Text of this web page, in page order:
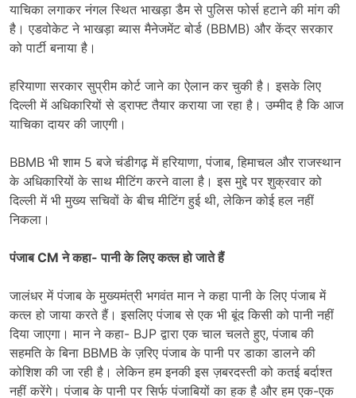
याचिका लगाकर नंगल स्थित भाखड़ा डैम से पुलिस फोर्स हटाने की मांग की
है। एडवोकेट ने भाखड़ा ब्यास मैनेजमेंट बोर्ड (BBMB) और केंद्र सरकार
को पार्टी बनाया है।
हरियाणा सरकार सुप्रीम कोर्ट जाने का ऐलान कर चुकी है। इसके लिए
दिल्ली में अधिकारियों से ड्राफ्ट तैयार कराया जा रहा है। उम्मीद है कि आज
याचिका दायर की जाएगी।
BBMB भी शाम 5 बजे चंडीगढ़ में हरियाणा, पंजाब, हिमाचल और राजस्थान
के अधिकारियों के साथ मीटिंग करने वाला है। इस मुद्दे पर शुक्रवार को
दिल्ली में भी मुख्य सचिवों के बीच मीटिंग हुई थी, लेकिन कोई हल नहीं
निकला।
पंजाब CM ने कहा- पानी के लिए कत्ल हो जाते हैं
जालंधर में पंजाब के मुख्यमंत्री भगवंत मान ने कहा पानी के लिए पंजाब में
कत्ल हो जाया करते हैं। इसलिए पंजाब से एक भी बूंद किसी को पानी नहीं
दिया जाएगा। मान ने कहा- BJP द्वारा एक चाल चलते हुए, पंजाब की
सहमति के बिना BBMB के ज़रिए पंजाब के पानी पर डाका डालने की
कोशिश की जा रही है। लेकिन हम इनकी इस ज़बरदस्ती को कतई बर्दाश्त
नहीं करेंगे। पंजाब के पानी पर सिर्फ पंजाबियों का हक है और हम एक-एक